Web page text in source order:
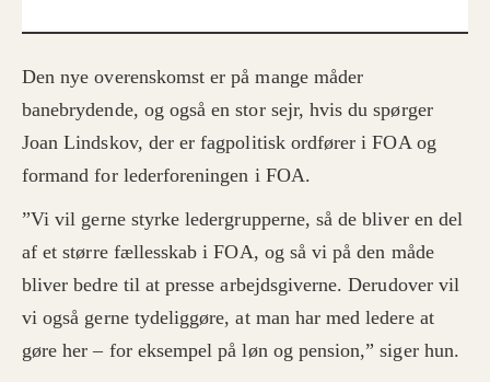
Den nye overenskomst er på mange måder
banebrydende, og også en stor sejr, hvis du spørger
Joan Lindskov, der er fagpolitisk ordfører i FOA og
formand for lederforeningen i FOA.
”Vi vil gerne styrke ledergrupperne, så de bliver en del
af et større fællesskab i FOA, og så vi på den måde
bliver bedre til at presse arbejdsgiverne. Derudover vil
vi også gerne tydeliggøre, at man har med ledere at
gøre her – for eksempel på løn og pension,” siger hun.